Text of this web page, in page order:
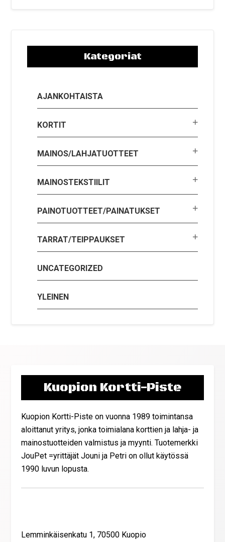
Kategoriat
AJANKOHTAISTA
KORTIT
MAINOS/LAHJATUOTTEET
MAINOSTEKSTIILIT
PAINOTUOTTEET/PAINATUKSET
TARRAT/TEIPPAUKSET
UNCATEGORIZED
YLEINEN
Kuopion Kortti-Piste
Kuopion Kortti-Piste on vuonna 1989 toimintansa
aloittanut yritys, jonka toimialana korttien ja lahja- ja
mainostuotteiden valmistus ja myynti. Tuotemerkki
JouPet =yrittäjät Jouni ja Petri on ollut käytössä
1990 luvun lopusta.
Lemminkäisenkatu 1, 70500 Kuopio